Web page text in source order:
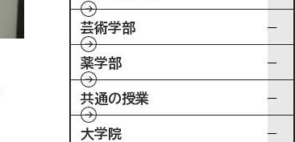
芸術学部
薬学部
共通の授業
大学院